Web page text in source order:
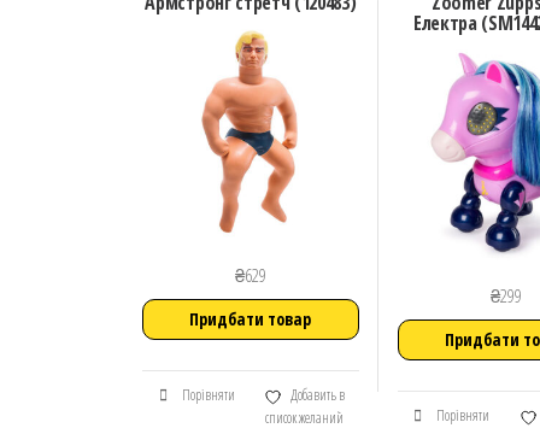
₴629
Придбати товар
Порівняти
Добавить в
список желаний
Електра
₴299
Придбати
Порівняти